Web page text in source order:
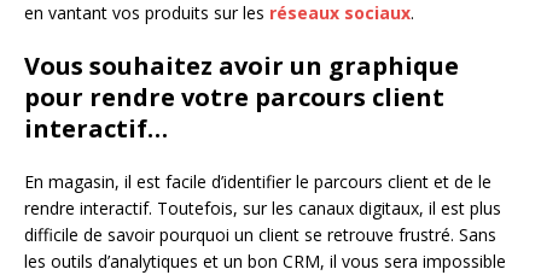
en vantant vos produits sur les réseaux sociaux.
Vous souhaitez avoir un graphique
pour rendre votre parcours client
interactif…
En magasin, il est facile d’identifier le parcours client et de le
rendre interactif. Toutefois, sur les canaux digitaux, il est plus
difficile de savoir pourquoi un client se retrouve frustré. Sans
les outils d’analytiques et un bon CRM, il vous sera impossible